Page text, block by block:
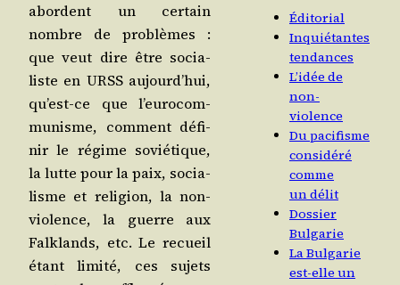
abordent un cer­tain
nombre de pro­blèmes :
que veut dire être socia­
liste en URSS aujourd’­hui,
qu’est-ce que l’eu­ro­com­
mu­nisme, com­ment défi­
nir le régime sovié­tique,
la lutte pour la paix, socia­
lisme et reli­gion, la non-
vio­lence, la guerre aux
Falk­lands, etc. Le recueil
étant limi­té, ces sujets
Éditorial
Inquiétantes
tendances
L’idée de
non-
violence
Du pacifisme
considéré
comme
un délit
Dossier
Bulgarie
La Bulgarie
est-elle un